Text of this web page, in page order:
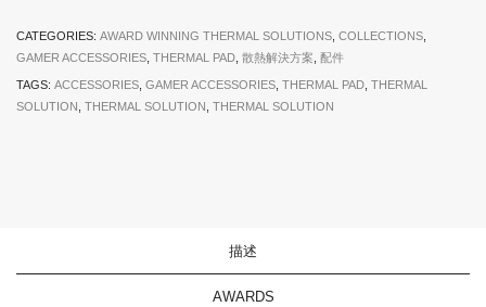
CATEGORIES: AWARD WINNING THERMAL SOLUTIONS COLLECTIONS
GAMER ACCESSORIES THERMAL PAD 散熱解決方案 配件
TAGS: ACCESSORIES GAMER ACCESSORIES THERMAL PAD THERMAL
SOLUTION THERMAL SOLUTION THERMAL SOLUTION
描述
AWARDS